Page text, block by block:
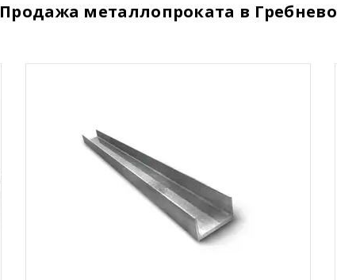
Продажа металлопроката в Гребнево